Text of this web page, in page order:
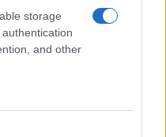
storage
and other
locale di Milano: le